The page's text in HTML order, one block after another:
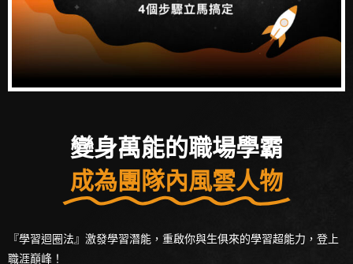
變身萬能的職場學霸
成為團隊內風雲人物
『學習迴圈法』激發學習潛能，重啟你與生俱來的學習超能力，登上
職涯巔峰！